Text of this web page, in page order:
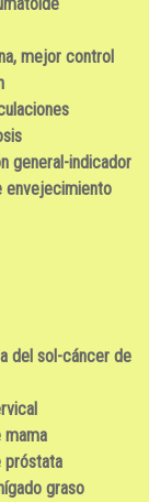
mejor control
general-indicador
envejecimiento
del sol-cáncer de
mama
próstata
graso